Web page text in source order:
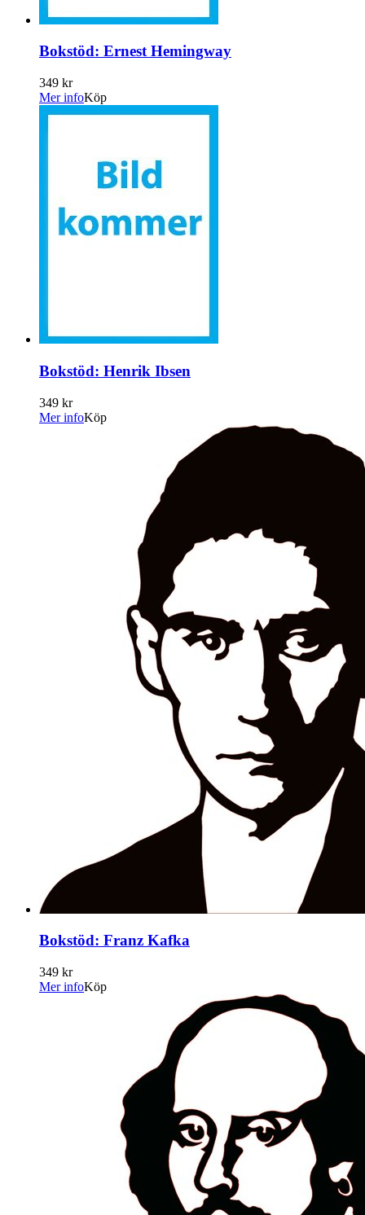
Bokstöd: Ernest Hemingway
349 kr
Mer infoKöp
Bokstöd: Henrik Ibsen
349 kr
Mer infoKöp
Bokstöd: Franz Kafka
349 kr
Mer infoKöp